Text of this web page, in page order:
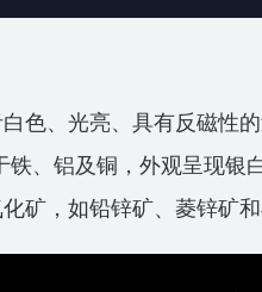
色、光亮、具有反磁性
铁、铝及铜，外观呈现
矿，如铅锌矿、菱锌矿和